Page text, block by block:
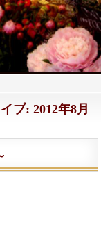
ブ: 2012年8月